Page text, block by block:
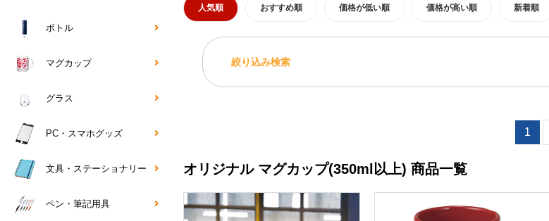
人気順 おすすめ順 価格が低い順 価格が高い順 新着順
絞り込み検索
1
オリジナル マグカップ(350ml以上) 商品一覧
ボトル
マグカップ
グラス
PC・スマホグッズ
文具・ステーショナリー
ペン・筆記用具